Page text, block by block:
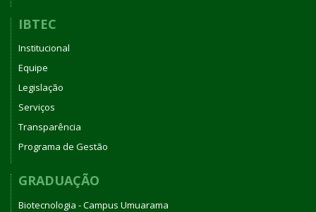
IBTEC
Institucional
Equipe
Legislação
Serviços
Transparência
Programa de Gestão
GRADUAÇÃO
Biotecnologia - Campus Umuarama